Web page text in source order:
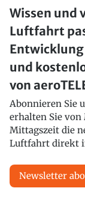
Wissen und
Luftfahrt
und
von
Abonnieren Sie
erhalten Sie
Mittagszeit die
Luftfahrt direkt
Newsletter